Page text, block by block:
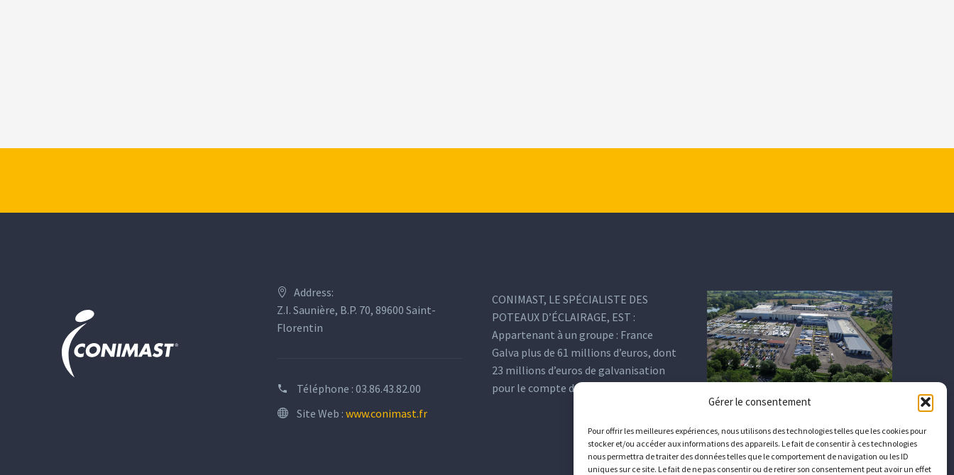
Gérer le consentement
Pour offrir les meilleures expériences, nous utilisons des technologies telles que les cookies pour
stocker et/ou accéder aux informations des appareils. Le fait de consentir à ces technologies
nous permettra de traiter des données telles que le comportement de navigation ou les ID
uniques sur ce site. Le fait de ne pas consentir ou de retirer son consentement peut avoir un effet
Address:
Z.I. Saunière, B.P. 70, 89600 Saint-
Florentin
Téléphone : 03.86.43.82.00
Site Web : www.conimast.fr
CONIMAST, LE SPÉCIALISTE DES
POTEAUX D’ÉCLAIRAGE, EST :
Appartenant à un groupe : France
Galva plus de 61 millions d’euros, dont
23 millions d’euros de galvanisation
pour le compte de tiers.